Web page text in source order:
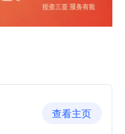
查看主页